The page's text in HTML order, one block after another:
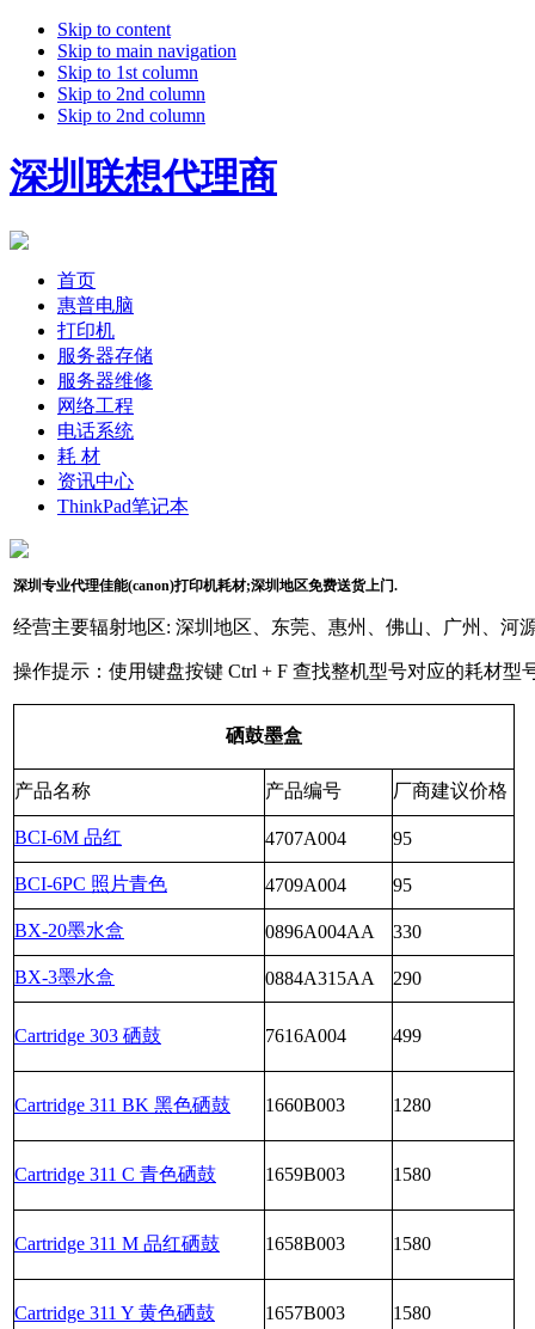
Skip to content
Skip to main navigation
Skip to 1st column
Skip to 2nd column
Skip to 2nd column
深圳联想代理商
首页
惠普电脑
打印机
服务器存储
服务器维修
网络工程
电话系统
耗 材
资讯中心
ThinkPad笔记本
深圳专业代理佳能(canon)打印机耗材;深圳地区免费送货上门.
经营主要辐射地区: 深圳地区、东莞、惠州、佛山、广州、河
操作提示：使用键盘按键 Ctrl + F 查找整机型号对应的耗材型
硒鼓墨盒
产品名称 产品编号 厂商建议价格
BCI-6M 品红 4707A004 95
BCI-6PC 照片青色 4709A004 95
BX-20墨水盒 0896A004AA 330
BX-3墨水盒 0884A315AA 290
Cartridge 303 硒鼓 7616A004 499
Cartridge 311 BK 黑色硒鼓 1660B003 1280
Cartridge 311 C 青色硒鼓 1659B003 1580
Cartridge 311 M 品红硒鼓 1658B003 1580
Cartridge 311 Y 黄色硒鼓 1657B003 1580